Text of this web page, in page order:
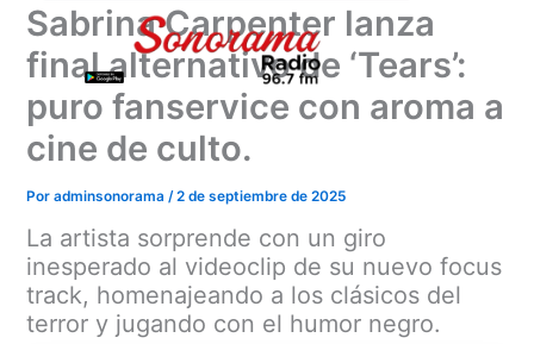
Sabrina Carpenter lanza
final alternativo de ‘Tears’:
puro fanservice con aroma a
cine de culto.
Poradminsonorama/2 de septiembre de 2025
La artista sorprende con un giro
inesperado al videoclip de su nuevo focus
track, homenajeando a los clásicos del
terror y jugando con el humor negro.